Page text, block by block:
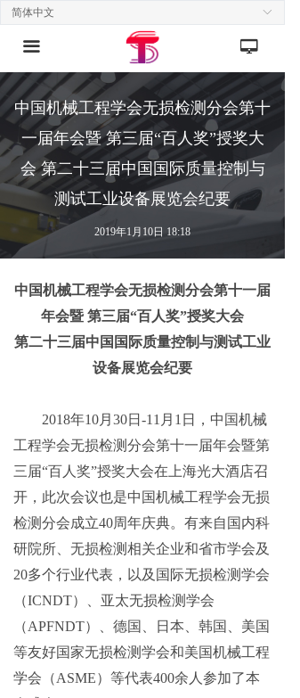
끀 넡
ꀅ
简体中文
中国机械工程学会无损检测分会第十
一届年会暨 第三届“百人奖”授奖大
会 第二十三届中国国际质量控制与
测试工业设备展览会纪要
2019年1月10日 18:18
中国机械工程学会无损检测分会第十一届
年会暨 第三届“百人奖”授奖大会
第二十三届中国国际质量控制与测试工业
设备展览会纪要
2018年10月30日-11月1日，中国机械
工程学会无损检测分会第十一届年会暨第
三届“百人奖”授奖大会在上海光大酒店召
开，此次会议也是中国机械工程学会无损
检测分会成立40周年庆典。有来自国内科
研院所、无损检测相关企业和省市学会及
20多个行业代表，以及国际无损检测学会
（ICNDT）、亚太无损检测学会
（APFNDT）、德国、日本、韩国、美国
等友好国家无损检测学会和美国机械工程
学会（ASME）等代表400余人参加了本